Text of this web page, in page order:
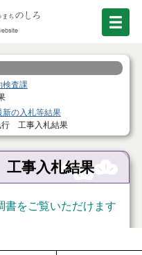
検査課
新の入札等結果
行 工事入札結果
事入札結果
書をご覧いただけます